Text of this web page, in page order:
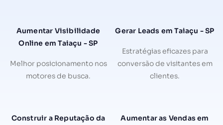
Aumentar Visibilidade
Online em Taiaçu - SP
Melhor posicionamento nos
motores de busca.
Gerar Leads em Taiaçu - SP
Estratégias eficazes para
conversão de visitantes em
clientes.
Construir a Reputação da
Aumentar as Vendas em